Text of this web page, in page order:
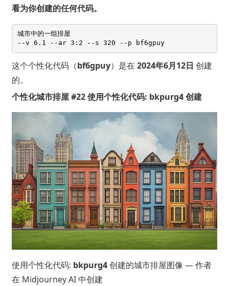
看为你创建的任何代码。
城市中的一组排屋
--v 6.1 --ar 3:2 --s 320 --p bf6gpuy
这个个性化代码（bf6gpuy）是在 2024年6月12日 创建
的。
个性化城市排屋 #22 使用个性化代码: bkpurg4 创建
使用个性化代码: bkpurg4创建的城市排屋图像 — 作者
在 Midjourney AI 中创建